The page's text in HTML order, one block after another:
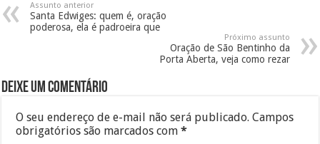
Assunto anterior
Santa Edwiges: quem é, oração
poderosa, ela é padroeira que
Próximo assunto
Oração de São Bentinho da
Porta Aberta, veja como rezar
Deixe um comentário
O seu endereço de e-mail não será publicado. Campos
obrigatórios são marcados com*